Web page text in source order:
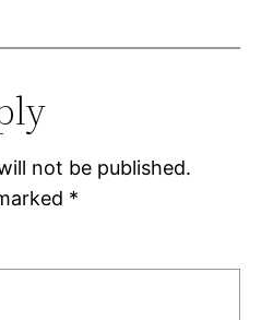
not be published.
*